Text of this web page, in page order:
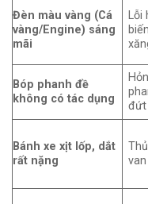
Đèn màu vàng (Cá
vàng/Engine) sáng
mãi
Lỗi
Bóp phanh đề
không có tác dụng
đứt
Bánh xe xịt lốp, dắt
rất nặng